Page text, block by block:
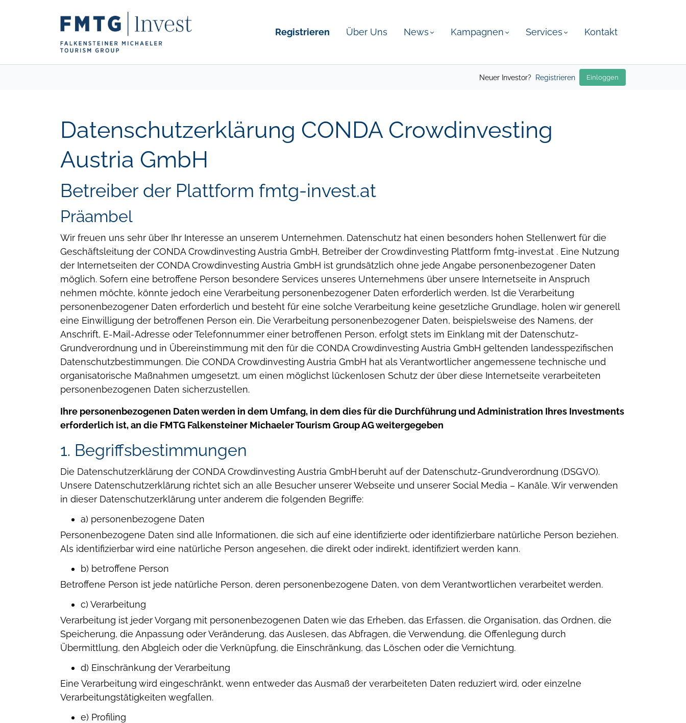
Registrieren Über Uns News Kampagnen Services Kontakt
Neuer Investor? Registrieren Einloggen
Datenschutzerklärung CONDA Crowdinvesting
Austria GmbH
Betreiber der Plattform fmtg-invest.at
Präambel
Wir freuen uns sehr über Ihr Interesse an unserem Unternehmen. Datenschutz hat einen besonders hohen Stellenwert für die
Geschäftsleitung der CONDA Crowdinvesting Austria GmbH, Betreiber der Crowdinvesting Plattform fmtg-invest.at . Eine Nutzung
der Internetseiten der CONDA Crowdinvesting Austria GmbH ist grundsätzlich ohne jede Angabe personenbezogener Daten
möglich. Sofern eine betroffene Person besondere Services unseres Unternehmens über unsere Internetseite in Anspruch
nehmen möchte, könnte jedoch eine Verarbeitung personenbezogener Daten erforderlich werden. Ist die Verarbeitung
personenbezogener Daten erforderlich und besteht für eine solche Verarbeitung keine gesetzliche Grundlage, holen wir generell
eine Einwilligung der betroffenen Person ein. Die Verarbeitung personenbezogener Daten, beispielsweise des Namens, der
Anschrift, E-Mail-Adresse oder Telefonnummer einer betroffenen Person, erfolgt stets im Einklang mit der Datenschutz-
Grundverordnung und in Übereinstimmung mit den für die CONDA Crowdinvesting Austria GmbH geltenden landesspezifischen
Datenschutzbestimmungen. Die CONDA Crowdinvesting Austria GmbH hat als Verantwortlicher angemessene technische und
organisatorische Maßnahmen umgesetzt, um einen möglichst lückenlosen Schutz der über diese Internetseite verarbeiteten
personenbezogenen Daten sicherzustellen.
Ihre personenbezogenen Daten werden in dem Umfang, in dem dies für die Durchführung und Administration Ihres Investments
erforderlich ist, an die FMTG Falkensteiner Michaeler Tourism Group AG weitergegeben
1. Begriffsbestimmungen
Die Datenschutzerklärung der CONDA Crowdinvesting Austria GmbH beruht auf der Datenschutz-Grundverordnung (DSGVO).
Unsere Datenschutzerklärung richtet sich an alle Besucher unserer Webseite und unserer Social Media – Kanäle.Wir verwenden
in dieser Datenschutzerklärung unter anderem die folgenden Begriffe:
a) personenbezogene Daten
Personenbezogene Daten sind alle Informationen, die sich auf eine identifizierte oder identifizierbare natürliche Person beziehen.
Als identifizierbar wird eine natürliche Person angesehen, die direkt oder indirekt, identifiziert werden kann.
b) betroffene Person
Betroffene Person ist jede natürliche Person, deren personenbezogene Daten, von dem Verantwortlichen verarbeitet werden.
c) Verarbeitung
Verarbeitung ist jeder Vorgang mit personenbezogenen Daten wie das Erheben, das Erfassen, die Organisation, das Ordnen, die
Speicherung, die Anpassung oder Veränderung, das Auslesen, das Abfragen, die Verwendung, die Offenlegung durch
Übermittlung, den Abgleich oder die Verknüpfung, die Einschränkung, das Löschen oder die Vernichtung.
d) Einschränkung der Verarbeitung
Eine Verarbeitung wird eingeschränkt, wenn entweder das Ausmaß der verarbeiteten Daten reduziert wird, oder einzelne
Verarbeitungstätigkeiten wegfallen.
e) Profiling